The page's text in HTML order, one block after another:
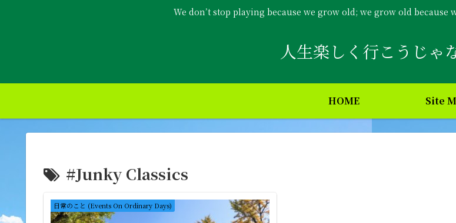
We don’t stop playing because we grow old; we grow old because
人生楽しく行こうじゃ
HOME Site
#Junky Classics
日常のこと (Events On Ordinary Days)